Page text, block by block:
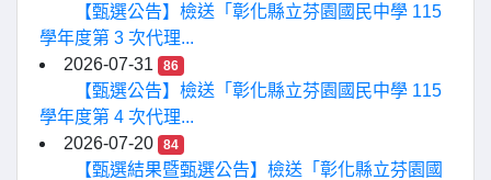
【甄選公告】檢送「彰化縣立芬園國民中學 115
學年度第 3 次代理...
2026-07-31
86
【甄選公告】檢送「彰化縣立芬園國民中學 115
學年度第 4 次代理...
2026-07-20
84
【甄選結果暨甄選公告】檢送「彰化縣立芬園國